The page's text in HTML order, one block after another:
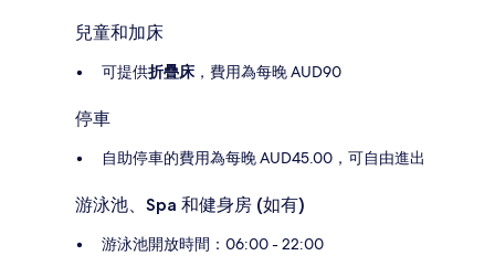
兒童和加床
可提供折疊床 ，費用為每晚 AUD90
停車
自助停車的費用為每晚 AUD45.00，可自由進出
游泳池、Spa 和健身房 (如有)
游泳池開放時間：06:00 - 22:00